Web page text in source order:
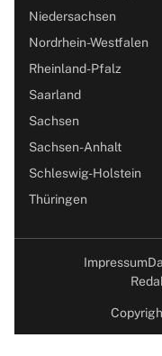
Niedersachsen
Nordrhein-Westfalen
Rheinland-Pfalz
Saarland
Sachsen
Sachsen-Anhalt
Schleswig-Holstein
Thüringen
Impressum